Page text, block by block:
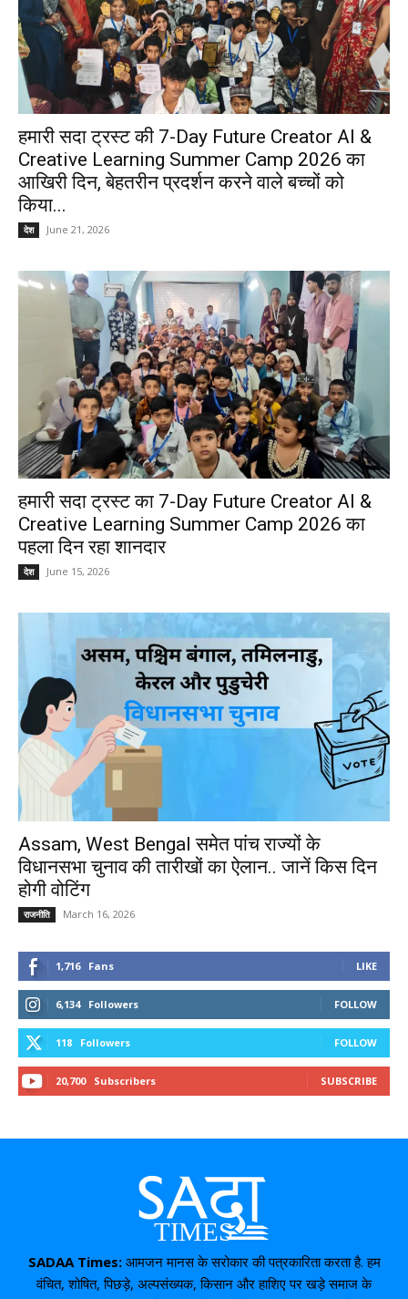
हमारी सदा ट्रस्ट की 7-Day Future Creator AI &
Creative Learning Summer Camp 2026 का
आखिरी दिन, बेहतरीन प्रदर्शन करने वाले बच्चों को
किया...
देश June 21, 2026
हमारी सदा ट्रस्ट का 7-Day Future Creator AI &
Creative Learning Summer Camp 2026 का
पहला दिन रहा शानदार
देश June 15, 2026
Assam, West Bengal समेत पांच राज्यों के
विधानसभा चुनाव की तारीखों का ऐलान.. जानें किस दिन
होगी वोटिंग
राजनीति March 16, 2026
1,716 Fans LIKE
6,134 Followers FOLLOW
118 Followers FOLLOW
20,700 Subscribers SUBSCRIBE
SADAA Times: आमजन मानस के सरोकार की पत्रकारिता करता है. हम
वंचित, शोषित, पिछड़े, अल्पसंख्यक, किसान और हाशिए पर खड़े समाज के